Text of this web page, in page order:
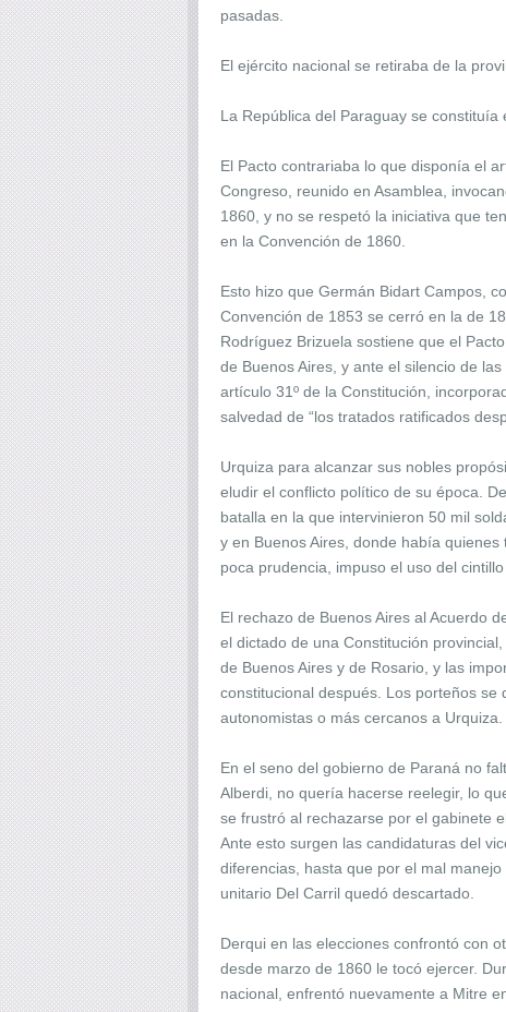
pasadas.
El ejército nacional se retiraba de la
La República del Paraguay se constituía
El Pacto contrariaba lo que disponía el
Congreso, reunido en Asamblea,
1860, y no se respetó la iniciativa que
en la Convención de 1860.
Esto hizo que Germán Bidart Campos,
Convención de 1853 se cerró en la de
Rodríguez Brizuela sostiene que el
de Buenos Aires, y ante el silencio de
artículo 31º de la Constitución,
salvedad de “los tratados ratificados
Urquiza para alcanzar sus nobles
eludir el conflicto político de su época.
batalla en la que intervinieron 50 mil
y en Buenos Aires, donde había
poca prudencia, impuso el uso del
El rechazo de Buenos Aires al Acuerdo
el dictado de una Constitución
de Buenos Aires y de Rosario, y las
constitucional después. Los porteños se
autonomistas o más cercanos a Urquiza.
En el seno del gobierno de Paraná no
Alberdi, no quería hacerse reelegir, lo
se frustró al rechazarse por el gabinete
Ante esto surgen las candidaturas del
diferencias, hasta que por el mal
unitario Del Carril quedó descartado.
Derqui en las elecciones confrontó con
desde marzo de 1860 le tocó ejercer.
nacional, enfrentó nuevamente a Mitre